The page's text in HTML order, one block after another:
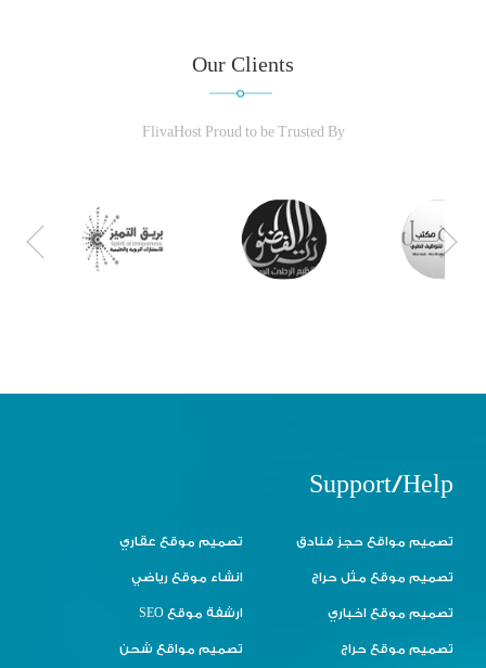
Our Clients
FlivaHost Proud to be Trusted By
Support/Help
تصميم مواقع حجز فنادق تصميم موقع عقاري
تصميم موقع مثل حراج انشاء موقع رياضي
تصميم موقع اخباري ارشفة موقع SEO
تصميم موقع حراج تصميم مواقع شحن